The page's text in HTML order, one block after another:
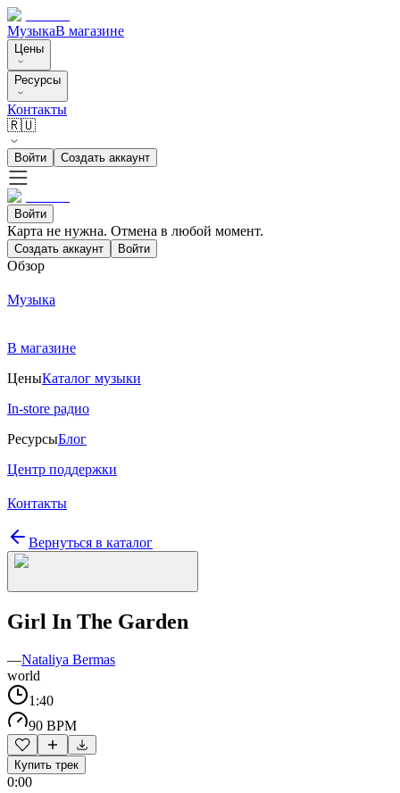
МузыкаВ магазине
Цены
Ресурсы
Контакты
🇷🇺
Войти Создать аккаунт
Войти
Карта не нужна. Отмена в любой момент.
Создать аккаунт Войти
Обзор
Музыка
В магазине
ЦеныКаталог музыки
In-store радио
РесурсыБлог
Центр поддержки
Контакты
Вернуться в каталог
Girl In The Garden
—Nataliya Bermas
world
1:40
90 BPM
Купить трек
0:00